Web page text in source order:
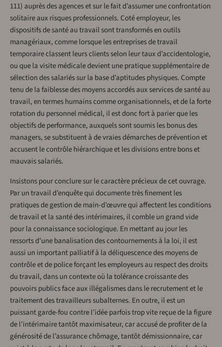
111) auprès des agences et sur le fait d’assumer une confrontation
solitaire aux risques professionnels. Coté employeur, les
dispositifs de santé au travail sont transformés en outils
managériaux, comme lorsque les entreprises de travail
temporaire classent leurs clients selon leur taux d’accidentologie,
ou que la visite médicale devient une pratique supplémentaire de
sélection des salariés sur la base d’aptitudes physiques. Compte
tenu de la faiblesse des moyens accordés aux services de santé au
travail, en termes humains comme organisationnels, et de la forte
rotation du personnel médical, il est donc fort à parier que les
objectifs de performance, auxquels sont soumis les bonus des
managers, se substituent à de vraies démarches de prévention et
accusent le contrôle hiérarchique et les divisions entre bons et
mauvais salariés.
Insistons pour conclure sur le caractère précieux de cet ouvrage.
Par un travail d’enquête qui documente très finement les
pratiques de gestion de main-d’œuvre qui affectent les conditions
de travail et la santé des intérimaires, il comble un grand vide
pour la connaissance sociologique. En mettant au jour les
ressorts d’une banalisation des contournements à la loi, il est
aussi un important palliatif à la déliquescence des moyens de
contrôle et de police forçant les employeurs au respect des droits
du travail, dans un contexte où la tolérance croissante des
pouvoirs publics face aux illégalismes dans le recrutement et le
traitement des travailleurs subalternes. En outre, il est un
puissant garde-fou contre l’idée parfois trop vite reçue de la figure
de l’intérimaire tantôt maximisateur, car accusé de profiter de la
générosité de l’assurance chômage, tantôt démissionnaire, car